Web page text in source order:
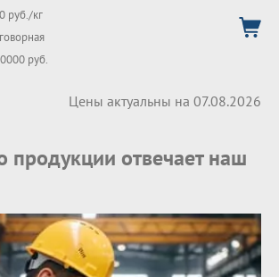
руб./кг
руб.
Цены актуальны на 07.08.2026
продукции отвечает наш